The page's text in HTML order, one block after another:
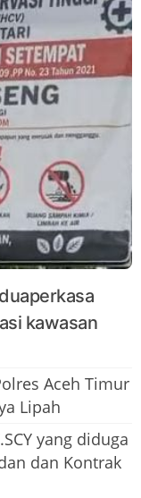
kawasan
Aceh Timur
Lipah
yang diduga
dan Kontrak